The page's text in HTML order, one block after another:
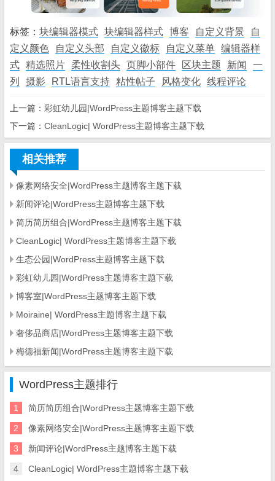
标签： 块编辑器模式 块编辑器样式 博客 自定义背景
自
定义颜色
自定义头部 自定义徽标 自定义菜单 编辑器样
式 精选照片 柔性收割头 页脚小部件 区块主题 新闻
一
列
摄影 RTL语言支持 粘性帖子 风格变化 线程评论
上一篇： 彩虹幼儿园|WordPress主题博客主题下载
下一篇： CleanLogic| WordPress主题博客主题下载
相关推荐
像素网络安全|WordPress主题博客主题下载
新闻评论|WordPress主题博客主题下载
简历简历组合|WordPress主题博客主题下载
CleanLogic| WordPress主题博客主题下载
生态公园|WordPress主题博客主题下载
彩虹幼儿园|WordPress主题博客主题下载
博客室|WordPress主题博客主题下载
Moiraine| WordPress主题博客主题下载
奢侈品商店|WordPress主题博客主题下载
梅德福新闻|WordPress主题博客主题下载
WordPress主题排行
1 简历简历组合|WordPress主题博客主题下载
2 像素网络安全|WordPress主题博客主题下载
3 新闻评论|WordPress主题博客主题下载
4 CleanLogic| WordPress主题博客主题下载